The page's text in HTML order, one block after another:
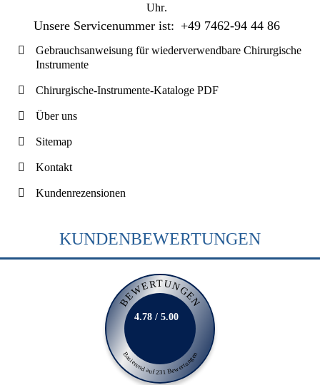
Uhr.
Unsere Servicenummer ist: +49 7462-94 44 86
Gebrauchsanweisung für wiederverwendbare Chirurgische
Instrumente
Chirurgische-Instrumente-Kataloge PDF
Über uns
Sitemap
Kontakt
Kundenrezensionen
KUNDENBEWERTUNGEN
BEWERTUNGEN
Basierend auf 231 Bewertungen
4.78 / 5.00